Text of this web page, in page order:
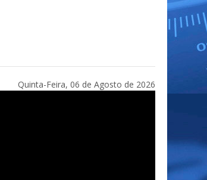
Quinta-Feira, 06 de Agosto de 2026